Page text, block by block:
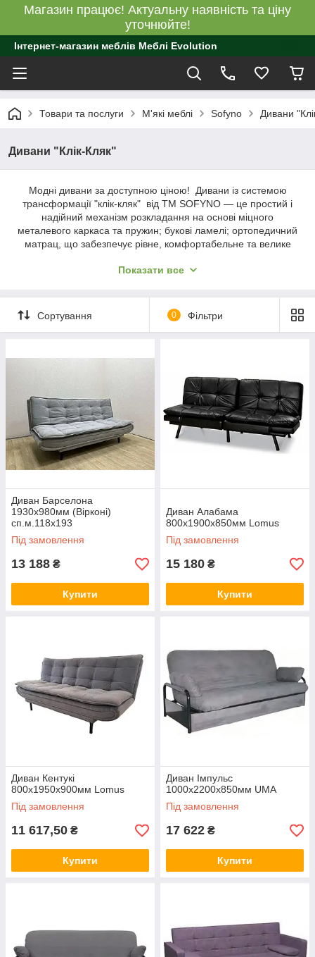
Магазин працює! Актуальну наявність та ціну
уточнюйте!
Інтернет-магазин меблів Меблі Evolution
Товари та послуги М'які меблі Sofyno Дивани
Дивани "Клік-Кляк"
Модні дивани за доступною ціною! Дивани із системою
трансформації "клік-кляк" від ТМ SOFYNO — це простий і
надійний механізм розкладання на основі міцного
металевого каркаса та пружин; букові ламелі; ортопедичний
матрац, що забезпечує рівне, комфортабельне та велике
чохлів (різних кольорів, фактури), ящик для білизни,
Показати все
Сортування 0 Фільтри
Диван Барселона
1930х980мм (Вірконі)
сп.м.118х193
Під замовлення
13 188 ₴
Купити
Диван Алабама
800х1900х850мм Lomus
Під замовлення
15 180 ₴
Купити
Диван Кентукі
800х1950х900мм Lomus
Під замовлення
11 617,50 ₴
Купити
Диван Імпульс
1000х2200х850мм UMA
Під замовлення
17 622 ₴
Купити